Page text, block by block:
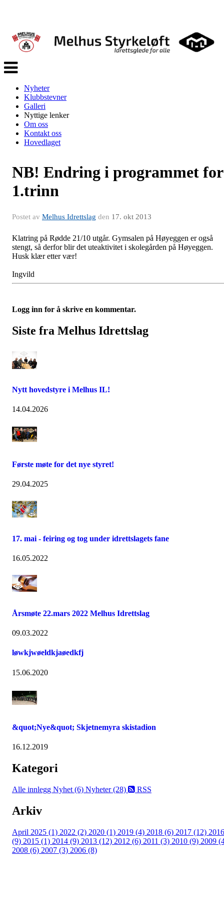
Veksle
navigasjon
Nyheter
Klubbstevner
Galleri
Nyttige lenker
Om oss
Kontakt oss
Hovedlaget
NB! Endring i programmet for
1.trinn
Postet av Melhus Idrettslag den 17. okt 2013
Klatring på Rødde 21/10 utgår. Gymsalen på Høyeggen er også
stengt, så derfor blir det uteaktivitet i skolegården på Høyeggen.
Husk klær etter vær!
Ingvild
Logg inn for å skrive en kommentar.
Siste fra Melhus Idrettslag
Nytt hovedstyre i Melhus IL!
14.04.2026
Første møte for det nye styret!
29.04.2025
17. mai - feiring og tog under idrettslagets fane
16.05.2022
Årsmøte 22.mars 2022 Melhus Idrettslag
09.03.2022
løwkjwøeldkjaøedkfj
15.06.2020
&quot;Nye&quot; Skjetnemyra skistadion
16.12.2019
Kategori
Alle innlegg Nyhet (6) Nyheter (28) RSS
Arkiv
April 2025 (1) 2022 (2) 2020 (1) 2019 (4) 2018 (6) 2017 (12) 2016
(9) 2015 (1) 2014 (9) 2013 (12) 2012 (6) 2011 (3) 2010 (9) 2009
2008 (6) 2007 (3) 2006 (8)